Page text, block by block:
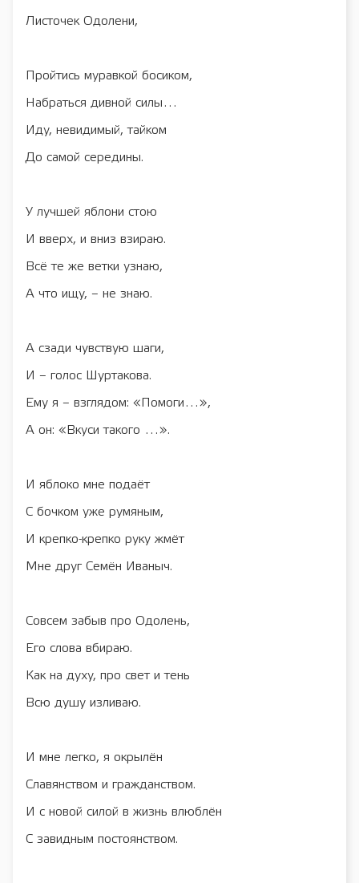
Листочек Одолени,
Пройтись муравкой босиком,
Набраться дивной силы…
Иду, невидимый, тайком
До самой середины.
У лучшей яблони стою
И вверх, и вниз взираю.
Всё те же ветки узнаю,
А что ищу, – не знаю.
А сзади чувствую шаги,
И – голос Шуртакова.
Ему я – взглядом: «Помоги…»,
А он: «Вкуси такого …».
И яблоко мне подаёт
С бочком уже румяным,
И крепко-крепко руку жмёт
Мне друг Семён Иваныч.
Совсем забыв про Одолень,
Его слова вбираю.
Как на духу, про свет и тень
Всю душу изливаю.
И мне легко, я окрылён
Славянством и гражданством.
И с новой силой в жизнь влюблён
С завидным постоянством.